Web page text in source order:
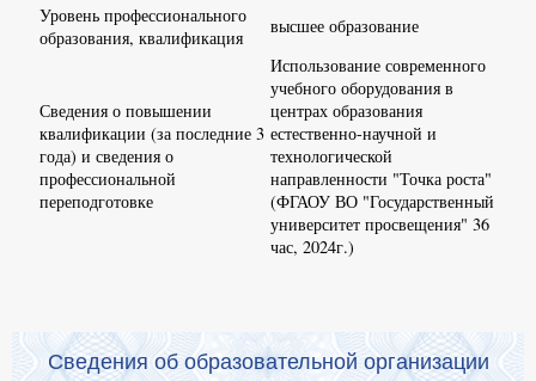
Уровень профессионального
образования, квалификация
высшее образование
Сведения о повышении
квалификации (за последние 3
года) и сведения о
профессиональной
переподготовке
Использование современного
учебного оборудования в
центрах образования
естественно-научной и
технологической
направленности "Точка роста"
(ФГАОУ ВО "Государственный
университет просвещения" 36
час, 2024г.)
Сведения об образовательной организации